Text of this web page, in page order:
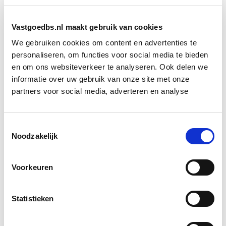
Vastgoedbs.nl maakt gebruik van cookies
We gebruiken cookies om content en advertenties te
personaliseren, om functies voor social media te bieden
en om ons websiteverkeer te analyseren. Ook delen we
informatie over uw gebruik van onze site met onze
partners voor social media, adverteren en analyse
Noodzakelijk
Voorkeuren
Statistieken
kun je onderscheid maken tussen basis- en
detailopname;
gebruiksfuncties benoemen en thermische-,
klimatiserings- en rekenzone bepalen;
volgens Methode 2020 opnames doen in het
ISSO 75.1 protocol;
ben je in staat om gebouw- en rekenzone
én kun je gegevens bepalen van installaties voor
elektriciteitsopwekking.
Meer weten over de opleiding EP-
U Basis Utiliteitsbouw?